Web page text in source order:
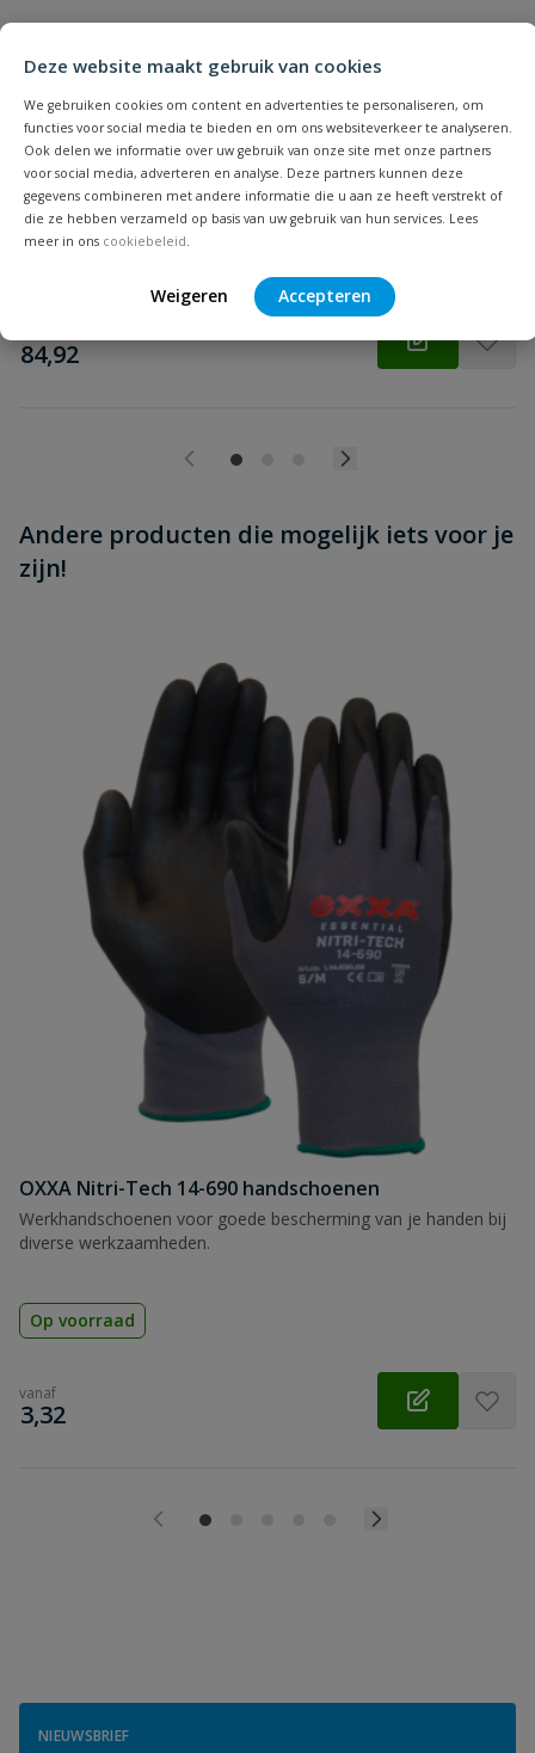
Deze website maakt gebruik van cookies
We gebruiken cookies om content en advertenties te personaliseren, om
functies voor social media te bieden en om ons websiteverkeer te analyseren.
Ook delen we informatie over uw gebruik van onze site met onze partners
voor social media, adverteren en analyse. Deze partners kunnen deze
gegevens combineren met andere informatie die u aan ze heeft verstrekt of
die ze hebben verzameld op basis van uw gebruik van hun services. Lees
meer in ons cookiebeleid
Weigeren Accepteren
Beoordeling versturen
Busch-jaeger Ocean spatwaterdicht
wandcontactdoos, met randaarde 3-voudig
Busch-jaeger Ocean spatwaterdicht wandcontactdoos, met
randaarde, 3-voudig
€
84,92
Andere producten die mogelijk iets voor je
zijn!
OXXA Nitri-Tech 14-690 handschoenen
Werkhandschoenen voor goede bescherming van je handen bij
diverse werkzaamheden.
Op voorraad
vanaf
€
3,32
NIEUWSBRIEF